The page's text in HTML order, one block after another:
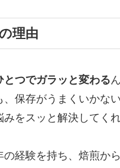
理由
とつでガラッと変わる
保存がうまくいかな
をスッと解決してく
経験を持ち、焙煎か